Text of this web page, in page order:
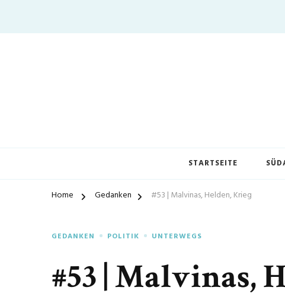
STARTSEITE
Home Gedanken #53 | Malvinas, Helden, Krieg
GEDANKEN POLITIK UNTERWEGS
#53 | Malvinas,